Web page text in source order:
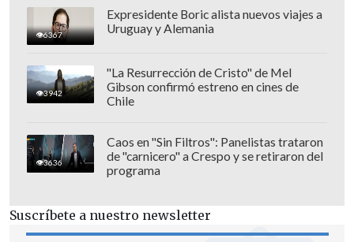
"Tom no sólo interpreta a héroes de
acción:¡es un héroe de acción!
dedicación a la autenticidad y a su
capacidad para superar los límites de lo
un honor reconocer su absoluta valentía
con este nuevo título deRécord
6367
Expresidente Boric alista nuevos viajes a
Uruguay y Alemania
3942
"La Resurrección de Cristo" de Mel
Gibson confirmó estreno en cines de
Chile
3636
Caos en "Sin Filtros": Panelistas trataron
de "carnicero" a Crespo y se retiraron del
programa
Suscríbete a nuestro newsletter